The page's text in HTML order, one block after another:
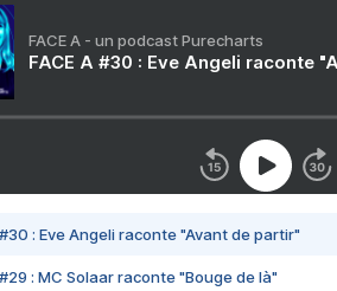
FACE A - un podcast Purecharts
FACE A #30 : Eve Angeli raconte
#30 : Eve Angeli raconte "Avant de partir"
#29 : MC Solaar raconte "Bouge de là"